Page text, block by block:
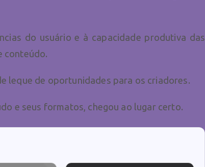
do usuário e à capacidade produtiva das
conteúdo.
leque de oportunidades para os criadores.
e seus formatos, chegou ao lugar certo.